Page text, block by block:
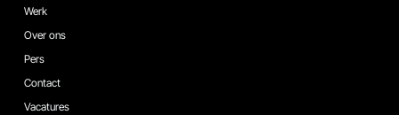
Werk
Over ons
Pers
Contact
Vacatures